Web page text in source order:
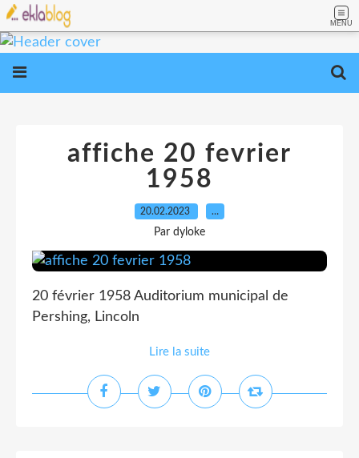
MENU
affiche 20 fevrier
1958
20.02.2023 …
Par dyloke
20 février 1958 Auditorium municipal de
Pershing, Lincoln
Lire la suite